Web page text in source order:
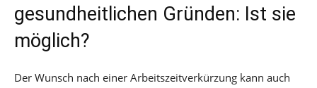
gesundheitlichen Gründen: Ist sie
möglich?
Der Wunsch nach einer Arbeitszeitverkürzung kann auch